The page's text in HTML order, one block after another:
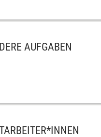
AUFGABEN